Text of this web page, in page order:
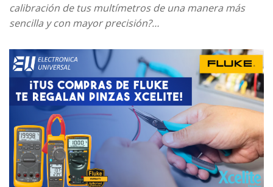
calibración de tus multímetros de una manera más
sencilla y con mayor precisión?…